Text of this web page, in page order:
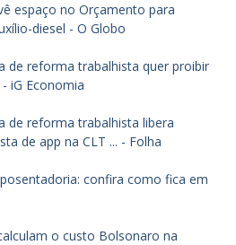
espaço no Orçamento para
diesel - O Globo
de reforma trabalhista quer proibir
iG Economia
de reforma trabalhista libera
de app na CLT ... - Folha
confira como fica em
o custo Bolsonaro na